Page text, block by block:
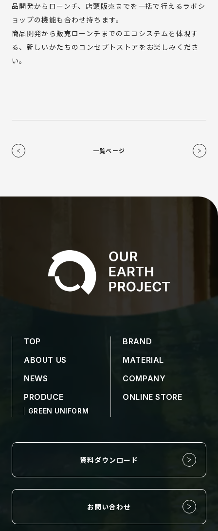
品開発からローンチ、店頭販売までを一括で行えるラボシ
ョップの機能も合わせ持ちます。
商品開発から販売ローンチまでのエコシステムを体現す
る、新しいかたちのコンセプトストアをお楽しみくださ
い。
一覧ページ
TOP
ABOUT US
NEWS
PRODUCE
GREEN UNIFORM
BRAND
MATERIAL
COMPANY
ONLINE STORE
資料ダウンロード
お問い合わせ